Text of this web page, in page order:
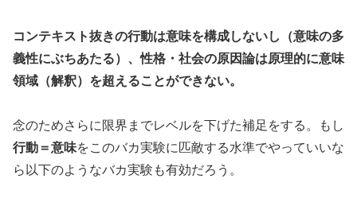
コンテキスト抜きの行動は意味を構成しないし（意味の多
義性にぶちあたる）、性格・社会の原因論は原理的に意味
領域（解釈）を超えることができない。
念のためさらに限界までレベルを下げた補足をする。もし
行動＝意味をこのバカ実験に匹敵する水準でやっていいな
ら以下のようなバカ実験も有効だろう。